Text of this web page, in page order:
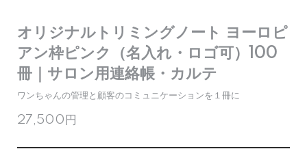
オリジナルトリミングノート ヨーロピ
アン枠ピンク（名入れ・ロゴ可）100
冊｜サロン用連絡帳・カルテ
ワンちゃんの管理と顧客のコミュニケーションを１冊に
27,500円